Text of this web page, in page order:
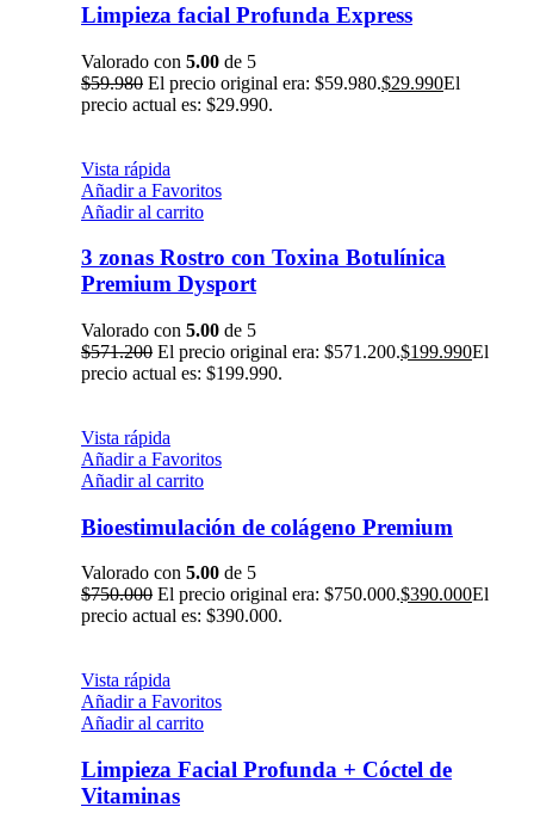
Limpieza facial Profunda Express
Valorado con 5.00 de 5
$59.980 El precio original era: $59.980.$29.990El
precio actual es: $29.990.
Vista rápida
Añadir a Favoritos
Añadir al carrito
3 zonas Rostro con Toxina Botulínica
Premium Dysport
Valorado con 5.00 de 5
$571.200 El precio original era: $571.200.$199.990El
precio actual es: $199.990.
Vista rápida
Añadir a Favoritos
Añadir al carrito
Bioestimulación de colágeno Premium
Valorado con 5.00 de 5
$750.000 El precio original era: $750.000.$390.000El
precio actual es: $390.000.
Vista rápida
Añadir a Favoritos
Añadir al carrito
Limpieza Facial Profunda + Cóctel de
Vitaminas